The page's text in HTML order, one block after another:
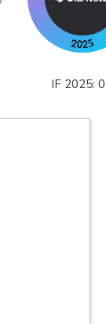
IF 2025: